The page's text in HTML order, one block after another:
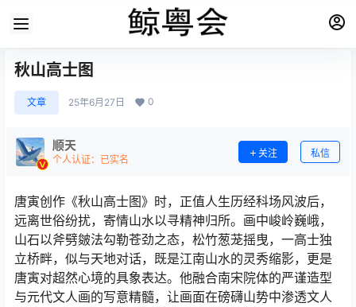
秋山高士图
文章 25年6月27日 0
顺天
个人认证：已实名
关注 私信
唐寅创作《秋山高士图》时，正值人生历经科场风波后，
远离世俗纷扰，寄情山水以寻精神归所。画中峻岭巍峨，
山石以斧劈皴法勾勒苍劲之态，松竹葱茏摇曳，一高士独
立桥畔，似与天地对话，既是江南山水的灵秀缩影，更是
唐寅对超然心境的具象表达。他融合南宋院体的严谨造型
与元代文人画的写意精髓，让画面在磅礴山势中渗透文人